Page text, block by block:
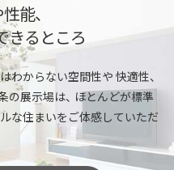
能、
きるところ
わからない空間性や 快適性、
の展示場は、 ほとんどが標準
な住まいをご体感していただ